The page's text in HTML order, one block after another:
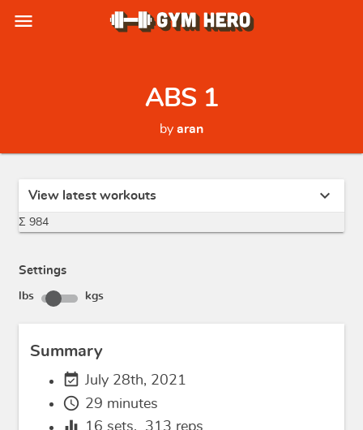
menu
ABS 1
by aran
View latest workouts expand_more
Σ 984
Settings
lbs kgs
Summary
event_available July 28th, 2021
schedule 29 minutes
equalizer